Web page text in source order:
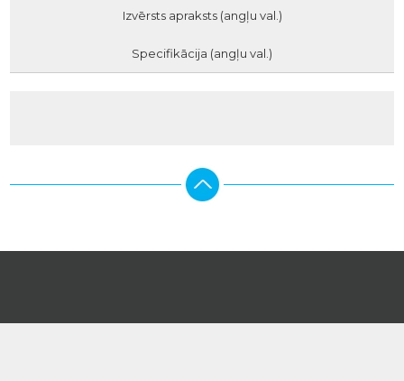
Izvērsts apraksts (angļu val.)
Specifikācija (angļu val.)